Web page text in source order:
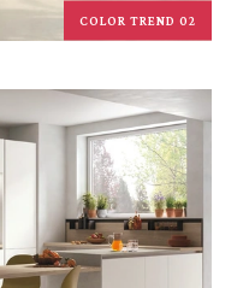
COLOR TREND 02